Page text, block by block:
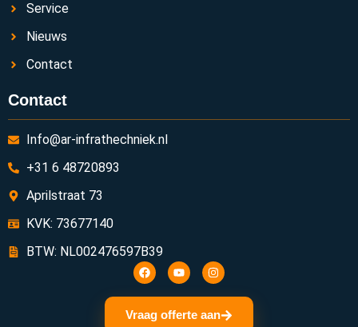
Service
Nieuws
Contact
Contact
Info@ar-infrathechniek.nl
+31 6 48720893
Aprilstraat 73
KVK: 73677140
BTW: NL002476597B39
Vraag offerte aan